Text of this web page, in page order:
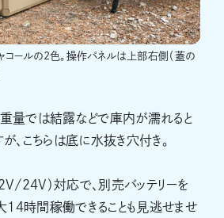
ャコールの2色。操作パネルは上部右側（蓋の
量では結露などで庫内が濡れると
、こちらは底に水抜き穴付き。
24V）対応で、別売バッテリーを
14時間稼働できることも見逃せませ